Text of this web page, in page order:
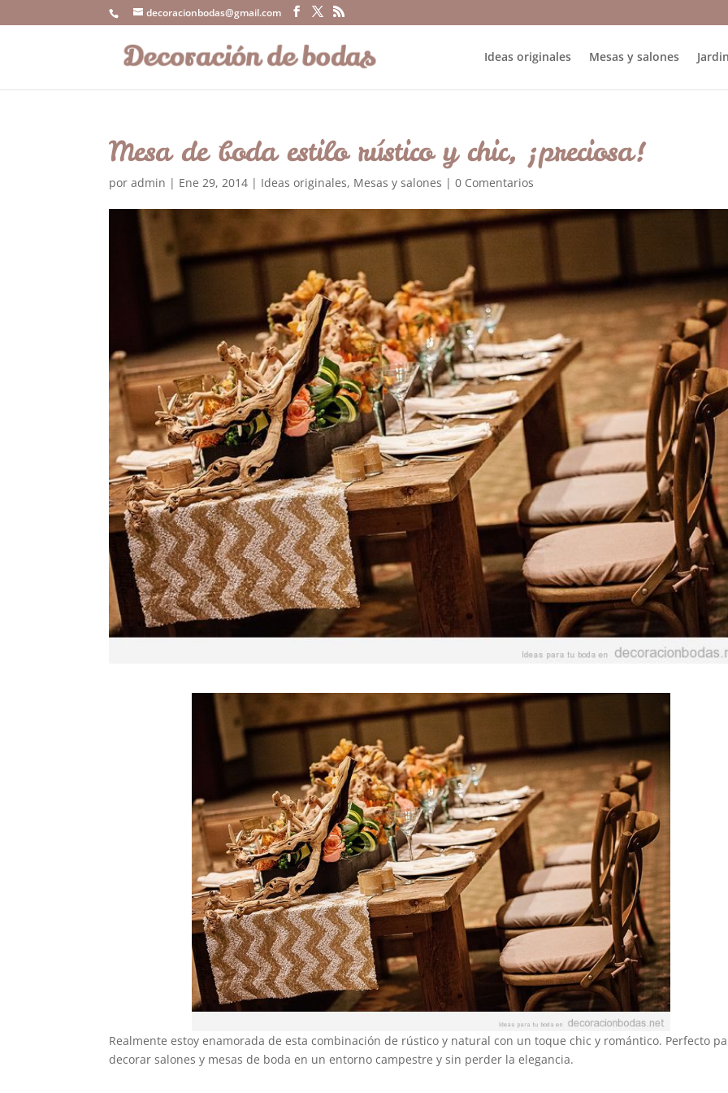
decoracionbodas@gmail.com
Ideas originales Mesas y salones
Mesa de boda estilo rústico y chic, ¡preciosa!
poradmin | Ene 29, 2014 | Ideas originales, Mesas y salones |0 Comentarios
Realmente estoy enamorada de esta combinación de rústico y natural con un toque chic y romántico. Perfecto
decorar salones y mesas de boda en un entorno campestre y sin perder la elegancia.